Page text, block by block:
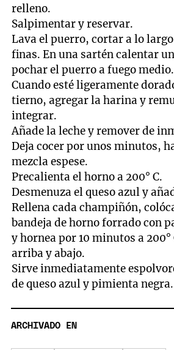
relleno.
Salpimentar y reservar.
Lava el puerro, cortar a lo
finas. En una sartén calentar
pochar el puerro a fuego medio.
Cuando esté ligeramente
tierno, agregar la harina y
integrar.
Añade la leche y remover de
Deja cocer por unos minutos,
mezcla espese.
Precalienta el horno a 200° C.
Desmenuza el queso azul y
Rellena cada champiñón,
bandeja de horno forrado con
y hornea por 10 minutos a 200°
arriba y abajo.
Sirve inmediatamente
de queso azul y pimienta negra.
ARCHIVADO EN